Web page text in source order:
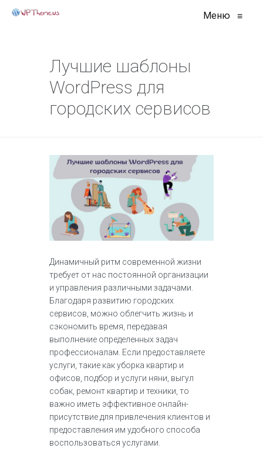
Меню ≡
Лучшие шаблоны
WordPress для
городских сервисов
Динамичный ритм современной жизни
требует от нас постоянной организации
и управления различными задачами.
Благодаря развитию городских
сервисов, можно облегчить жизнь и
сэкономить время, передавая
выполнение определенных задач
профессионалам. Если предоставляете
услуги, такие как уборка квартир и
офисов, подбор и услуги няни, выгул
собак, ремонт квартир и техники, то
важно иметь эффективное онлайн-
присутствие для привлечения клиентов и
предоставления им удобного способа
воспользоваться услугами.